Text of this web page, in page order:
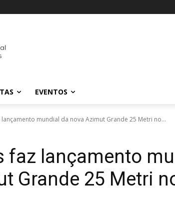
EVENTOS
lançamento mundial da nova Azimut Grande 25 Metri no...
faz lançamento
Grande 25 Metri